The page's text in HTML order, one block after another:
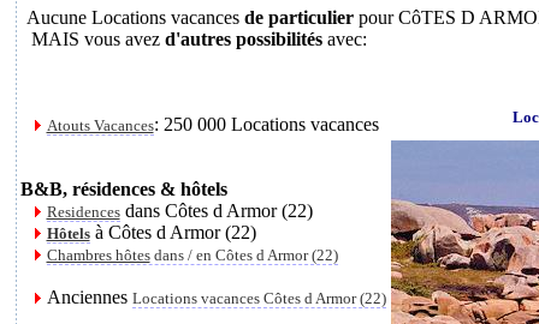
Aucune Locations vacances de particulierpour CôTES D
MAIS vous avez d'autres possibilitésavec:
Atouts Vacances: 250 000 Locations vacances
B&B, résidences & hôtels
Residencesdans Côtes d Armor (22)
Hôtelsà Côtes d Armor (22)
Chambres hôtesdans / en Côtes d Armor (22)
Anciennes Locations vacances Côtes d Armor (22)